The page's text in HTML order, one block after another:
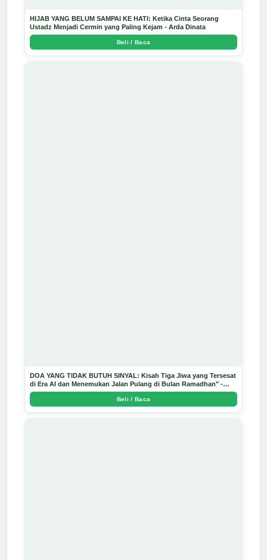
HIJAB YANG BELUM SAMPAI KE HATI: Ketika Cinta Seorang
Ustadz Menjadi Cermin yang Paling Kejam - Arda Dinata
Beli / Baca
DOA YANG TIDAK BUTUH SINYAL: Kisah Tiga Jiwa yang Tersesat
di Era AI dan Menemukan Jalan Pulang di Bulan Ramadhan" -
Arda Dinata
Beli / Baca